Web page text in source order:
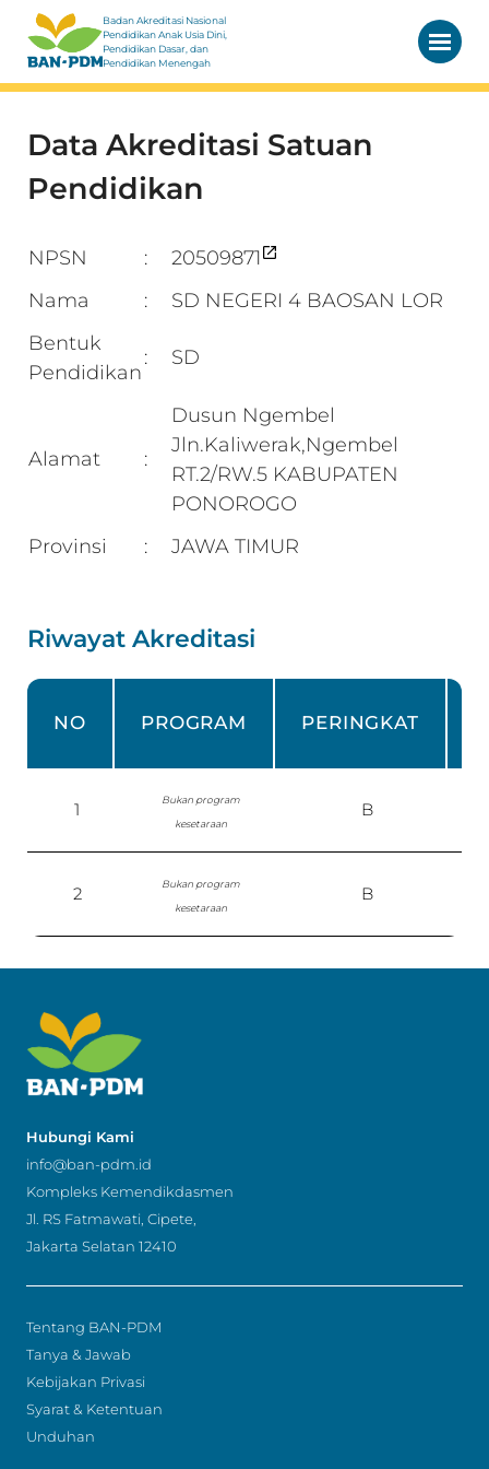
Badan Akreditasi Nasional
Pendidikan Anak Usia Dini,
Pendidikan Dasar, dan
Pendidikan Menengah
Data Akreditasi Satuan
Pendidikan
NPSN :
20509871
Nama
:
SD NEGERI 4 BAOSAN LOR
Bentuk
Pendidikan
: SD
Alamat :
Dusun Ngembel
Jln.Kaliwerak,Ngembel
RT.2/RW.5 KABUPATEN
PONOROGO
Provinsi
: JAWA TIMUR
Riwayat Akreditasi
NO PROGRAM PERINGKAT
1
Bukan program
kesetaraan
B
2
Bukan program
kesetaraan
B
Hubungi Kami
info@ban-pdm.id
Kompleks Kemendikdasmen
Jl. RS Fatmawati, Cipete,
Jakarta Selatan 12410
Tentang BAN-PDM
Tanya & Jawab
Kebijakan Privasi
Syarat & Ketentuan
Unduhan